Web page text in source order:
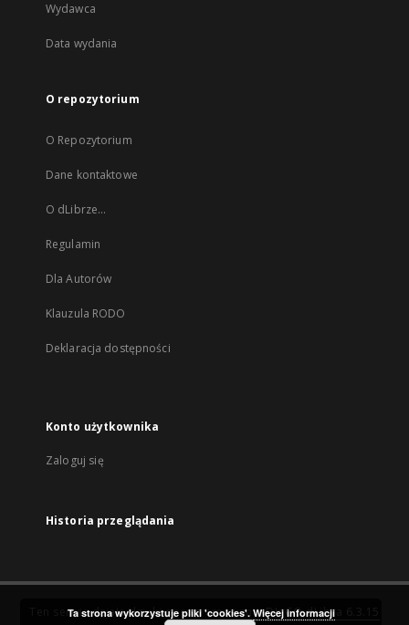
Wydawca
Data wydania
O repozytorium
O Repozytorium
Dane kontaktowe
O dLibrze...
Regulamin
Dla Autorów
Klauzula RODO
Deklaracja dostępności
Konto użytkownika
Zaloguj się
Historia przeglądania
Ten serwis działa dzięki oprogramowaniuDInGO dLibra 6.3.15
Ta strona wykorzystuje pliki 'cookies'. Więcej informacji